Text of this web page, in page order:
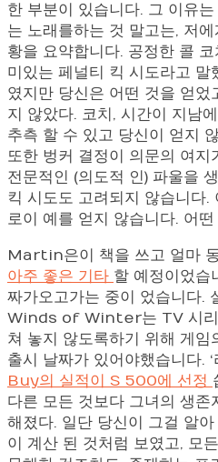
한 부분이 있습니다. 그 이유
는 노래를하는 것 말고는, 저
황을 요약합니다. 공정한 콜
미있는 페널티 킥 시도라고
였지만 당신은 어떤 것을 얻
지 않았다. 코치, 시간이 지남
추측 할 수 있고 당신이 얻지
또한 벙커 결정이 의문의 여
전문적인 (의도적 인) 파울을
킥 시도도 고려되지 않습니다.
로이 예를 얻지 않습니다. 어
Martin은이 책을 쓰고 얼마
아주 좋은 기타 할 예정이었습
짜가오고가는 중이 었습니
Winds of Winter는 TV 시리
쳐 놓지 않도록하기 위해 게임
출시 날짜가 있어야했습니다.
Buy의 실적이 S 500에 선정
다른 모든 것보다 그녀의 생존
해졌다. 일단 당신이 그걸 알
이 계산 된 것처럼 보였고, 모